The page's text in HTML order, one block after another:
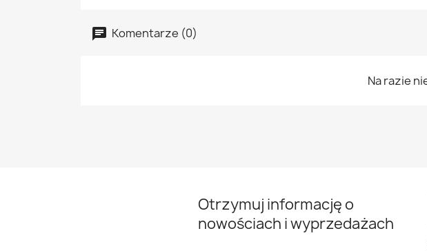
Komentarze (0)
Na razie
Otrzymuj informację o
nowościach i wyprzedażach